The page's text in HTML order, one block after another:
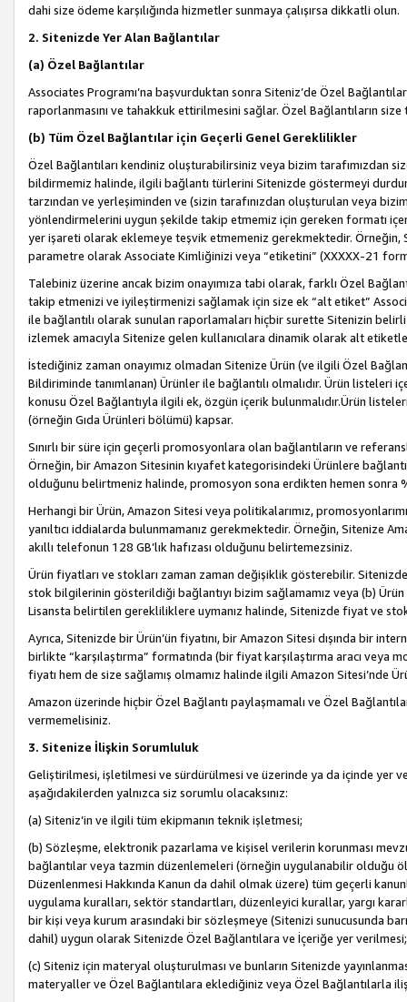
dahi size ödeme karşılığında hizmetler sunmaya çalışırsa dikkatli olun.
2. Sitenizde Yer Alan Bağlantılar
(a) Özel Bağlantılar
Associates Programı’na başvurduktan sonra Siteniz’de Özel
raporlanmasını ve tahakkuk ettirilmesini sağlar. Özel Bağlantıların
(b) Tüm Özel Bağlantılar için Geçerli Genel Gereklilikler
Özel Bağlantıları kendiniz oluşturabilirsiniz veya bizim tarafımızdan
bildirmemiz halinde, ilgili bağlantı türlerini Sitenizde göstermeyi
tarzından ve yerleşiminden ve (sizin tarafınızdan oluşturulan veya
yönlendirmelerini uygun şekilde takip etmemiz için gereken formatı
yer işareti olarak eklemeye teşvik etmemeniz gerekmektedir. Örneğin,
parametre olarak Associate Kimliğinizi veya “etiketini” (XXXXX-21
Talebiniz üzerine ancak bizim onayımıza tabi olarak, farklı Özel
takip etmenizi ve iyileştirmenizi sağlamak için size ek “alt etiket”
ile bağlantılı olarak sunulan raporlamaları hiçbir surette Sitenizin belirli
izlemek amacıyla Sitenize gelen kullanıcılara dinamik olarak alt
İstediğiniz zaman onayımız olmadan Sitenize Ürün (ve ilgili Özel
Bildiriminde tanımlanan) Ürünler ile bağlantılı olmalıdır. Ürün listeleri
konusu Özel Bağlantıyla ilgili ek, özgün içerik bulunmalıdır.Ürün
(örneğin Gıda Ürünleri bölümü) kapsar.
Sınırlı bir süre için geçerli promosyonlara olan bağlantıların ve
Örneğin, bir Amazon Sitesinin kıyafet kategorisindeki Ürünlere
olduğunu belirtmeniz halinde, promosyon sona erdikten hemen sonra
Herhangi bir Ürün, Amazon Sitesi veya politikalarımız,
yanıltıcı iddialarda bulunmamanız gerekmektedir. Örneğin, Sitenize
akıllı telefonun 128 GB’lık hafızası olduğunu belirtemezsiniz.
Ürün fiyatları ve stokları zaman zaman değişiklik gösterebilir.
stok bilgilerinin gösterildiği bağlantıyı bizim sağlamamız veya (b)
Lisansta belirtilen gerekliliklere uymanız halinde, Sitenizde fiyat ve
Ayrıca, Sitenizde bir Ürün’ün fiyatını, bir Amazon Sitesi dışında bir
birlikte “karşılaştırma” formatında (bir fiyat karşılaştırma aracı veya
fiyatı hem de size sağlamış olmamız halinde ilgili Amazon Sitesi’nde
Amazon üzerinde hiçbir Özel Bağlantı paylaşmamalı ve Özel
vermemelisiniz.
3. Sitenize İlişkin Sorumluluk
Geliştirilmesi, işletilmesi ve sürdürülmesi ve üzerinde ya da içinde yer
aşağıdakilerden yalnızca siz sorumlu olacaksınız:
(a) Siteniz’in ve ilgili tüm ekipmanın teknik işletmesi;
(b) Sözleşme, elektronik pazarlama ve kişisel verilerin korunması
bağlantılar veya tazmin düzenlemeleri (örneğin uygulanabilir olduğu
Düzenlenmesi Hakkında Kanun da dahil olmak üzere) tüm geçerli
uygulama kuralları, sektör standartları, düzenleyici kurallar, yargı
bir kişi veya kurum arasındaki bir sözleşmeye (Sitenizi sunucusunda
dahil) uygun olarak Sitenizde Özel Bağlantılara ve İçeriğe yer verilmesi;
(c) Siteniz için materyal oluşturulması ve bunların Sitenizde
materyaller ve Özel Bağlantılara eklediğiniz veya Özel Bağlantılarla